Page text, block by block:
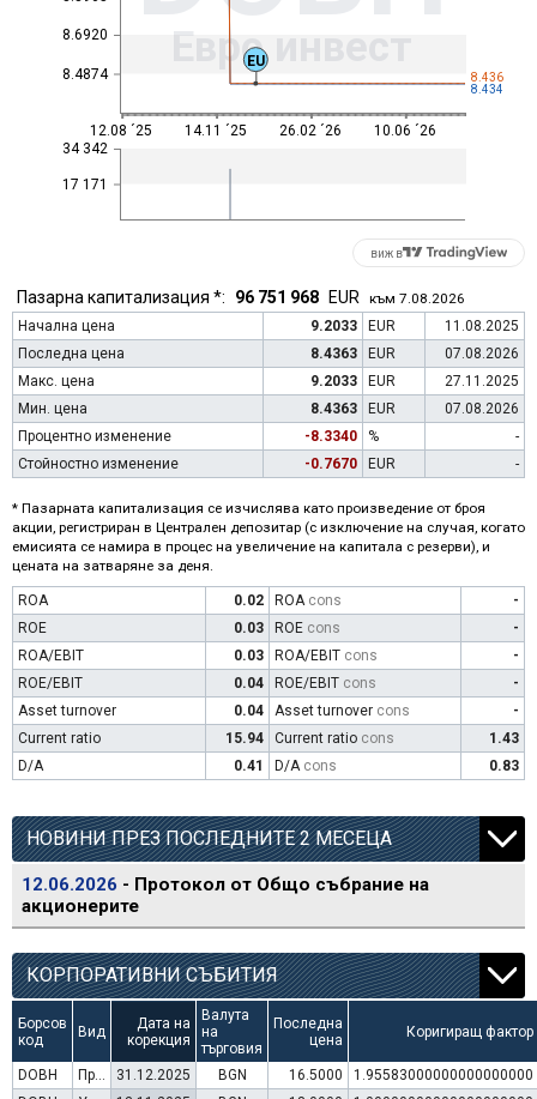
8.4874
8.6920 Евро инвест
17 171
34 342
8.434
8.436
12.08 ´25 14.11 ´25 26.02 ´26 10.06 ´26
EU
виж в
Пазарна капитализация *: 96 751 968 EUR към 7.08.2026
Начална цена
9.2033 EUR
11.08.2025
Последна цена
8.4363 EUR
07.08.2026
Макс. цена
9.2033 EUR
27.11.2025
Мин. цена
8.4363 EUR
07.08.2026
Процентно изменение
-8.3340 %
-
Стойностно изменение
-0.7670 EUR -
* Пазарната капитализация се изчислява като произведение от броя
акции, регистриран в Централен депозитар (с изключение на случая, когато
емисията се намира в процес на увеличение на капитала с резерви), и
цената на затваряне за деня.
ROA 0.02 ROA cons
-
ROE
0.03 ROE cons
-
ROA/EBIT
0.03 ROA/EBIT cons
-
ROE/EBIT
0.04 ROE/EBIT cons
-
Asset turnover
0.04 Asset turnover cons
-
Current ratio
15.94 Current ratio cons
1.43
D/A
0.41 D/A cons 0.83
НОВИНИ ПРЕЗ ПОСЛЕДНИТЕ 2 МЕСЕЦА
12.06.2026 - Протокол от Общо събрание на
акционерите
КОРПОРАТИВНИ СЪБИТИЯ
Борсов
код
Вид
Дата на
корекция
Валута
на
търговия
Последна
цена
Коригиращ фактор
DOBH Преминаване към търговия в Евро 31.12.2025 BGN 16.5000
1.95583000000000000000